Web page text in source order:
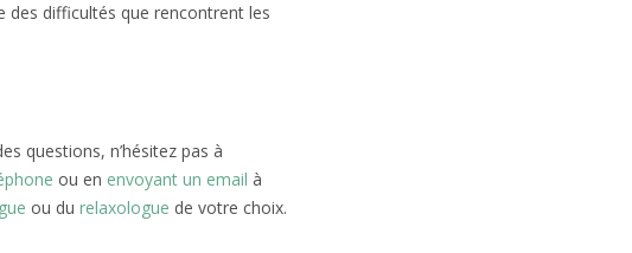
des difficultés que rencontrent les
questions, n’hésitez pas à
ou en envoyant un email à
ou du relaxologue de votre choix.